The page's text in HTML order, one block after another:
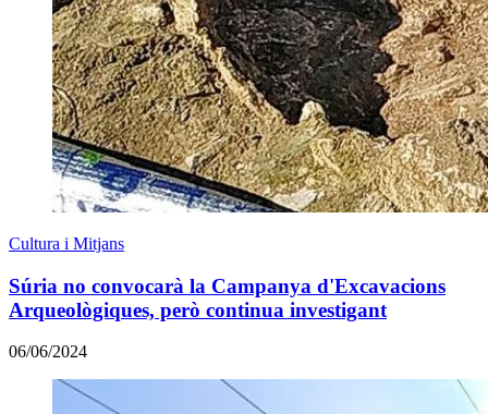
Cultura i Mitjans
Súria no convocarà la Campanya d'Excavacions
Arqueològiques, però continua investigant
06/06/2024